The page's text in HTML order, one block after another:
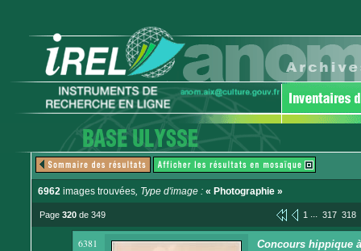
6962 images trouvées, Type d'image : « Photographie »
Page 320 de 349 1 ... 317 318
6381 Concours hippique